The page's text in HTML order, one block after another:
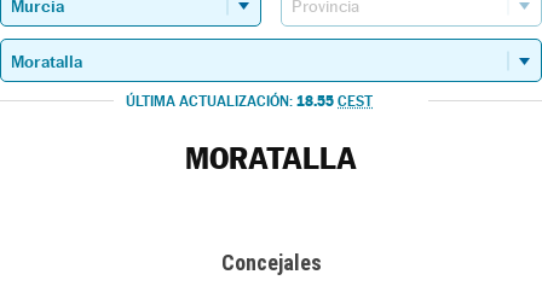
ÚLTIMA ACTUALIZACIÓN: 18.55 CEST
MORATALLA
Concejales